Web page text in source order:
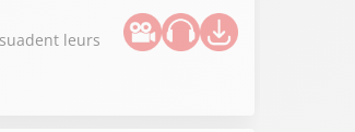
leurs